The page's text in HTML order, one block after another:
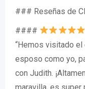
### Reseñas de
####
“Hemos visitado
esposo como yo,
con Judith.
maravilla, es super